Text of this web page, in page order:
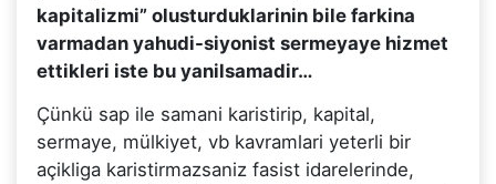
kapitalizmi” olusturduklarinin bile farkina
varmadan yahudi-siyonist sermeyaye hizmet
ettikleri iste bu yanilsamadir…
Çünkü sap ile samani karistirip, kapital,
sermaye, mülkiyet, vb kavramlari yeterli bir
açikliga karistirmazsaniz fasist idarelerinde,